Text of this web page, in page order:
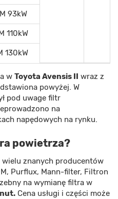
93kW
110kW
130kW
w Toyota Avensis II wraz z
powyżej. W
pod uwage filtr
na
napędowych na rynku.
powietrza?
znanych producentów
Purflux, Mann-filter, Filtron
na wymianę filtra w
Cena usługi i części może